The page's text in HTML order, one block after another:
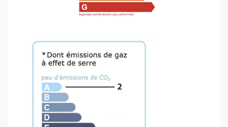
2